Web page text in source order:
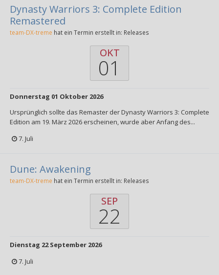
Dynasty Warriors 3: Complete Edition
Remastered
team-DX-treme hat ein Termin erstellt in: Releases
OKT
01
Donnerstag 01 Oktober 2026
Ursprünglich sollte das Remaster der Dynasty Warriors 3: Complete
Edition am 19. März 2026 erscheinen, wurde aber Anfang des...
7. Juli
Dune: Awakening
team-DX-treme hat ein Termin erstellt in: Releases
SEP
22
Dienstag 22 September 2026
7. Juli